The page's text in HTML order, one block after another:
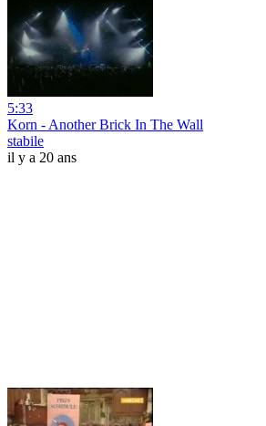
5:33
Korn - Another Brick In The Wall
stabile
il y a 20 ans